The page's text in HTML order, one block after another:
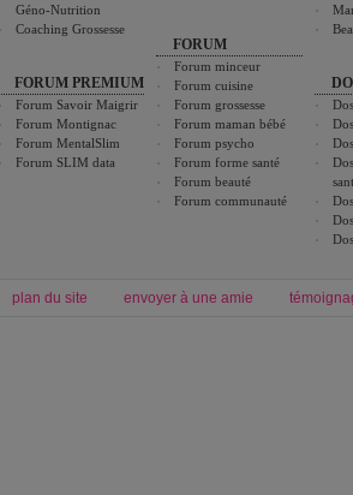
Géno-Nutrition
Coaching Grossesse
FORUM PREMIUM
Forum Savoir Maigrir
Forum Montignac
Forum MentalSlim
Forum SLIM data
FORUM
Forum minceur
Forum cuisine
Forum grossesse
Forum maman bébé
Forum psycho
Forum forme santé
Forum beauté
Forum communauté
plan du site envoyer à une amie